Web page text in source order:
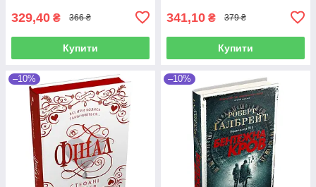
329,40 ₴ 366 ₴
Купити
341,10 ₴ 379 ₴
Купити
–10% –10%